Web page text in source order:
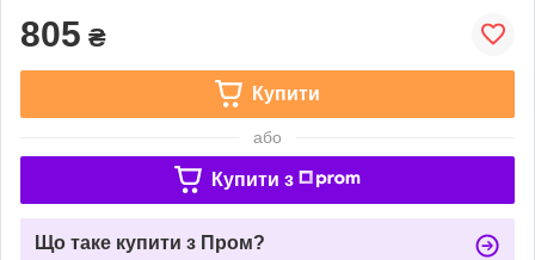
805 ₴
Купити
або
Купити з
Що таке купити з Пром?